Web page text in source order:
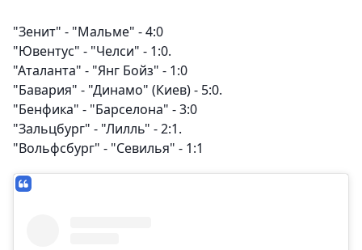
"Зенит" - "Мальме" - 4:0
"Ювентус" - "Челси" - 1:0.
"Аталанта" - "Янг Бойз" - 1:0
"Бавария" - "Динамо" (Киев) - 5:0.
"Бенфика" - "Барселона" - 3:0
"Зальцбург" - "Лилль" - 2:1.
"Вольфсбург" - "Севилья" - 1:1